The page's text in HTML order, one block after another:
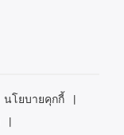
นโยบายคุกกี้